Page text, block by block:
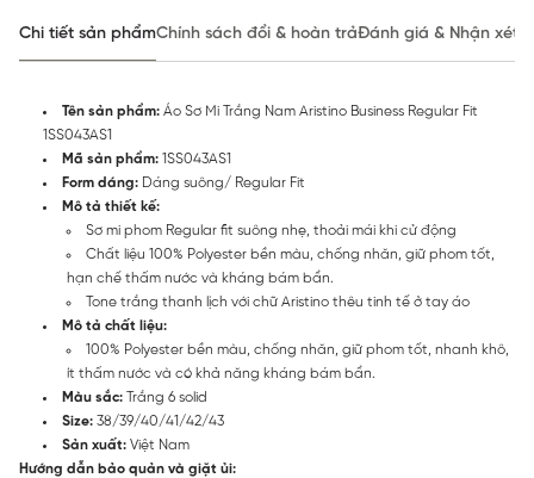
Chi tiết sản phẩmChính sách đổi & hoàn trảĐánh giá & Nhận xét
Tên sản phẩm: Áo Sơ Mi Trắng Nam Aristino Business Regular Fit
1SS043AS1
Mã sản phẩm: 1SS043AS1
Form dáng: Dáng suông/ Regular Fit
Mô tả thiết kế:
Sơ mi phom Regular fit suông nhẹ, thoải mái khi cử động
Chất liệu 100% Polyester bền màu, chống nhăn, giữ phom tốt,
hạn chế thấm nước và kháng bám bẩn.
Tone trắng thanh lịch với chữ Aristino thêu tinh tế ở tay áo
Mô tả chất liệu:
100% Polyester bền màu, chống nhăn, giữ phom tốt, nhanh khô,
ít thấm nước và có khả năng kháng bám bẩn.
Màu sắc: Trắng 6 solid
Size: 38/39/40/41/42/43
Sản xuất: Việt Nam
Hướng dẫn bảo quản và giặt ủi: